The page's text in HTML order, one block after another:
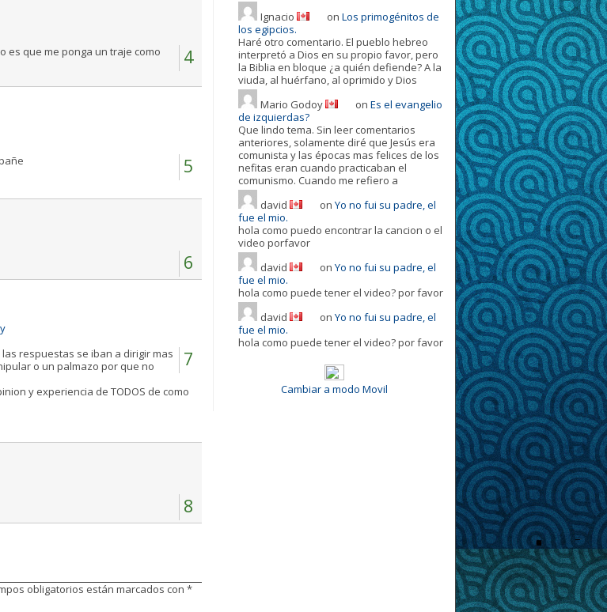
4
es que me ponga un traje como
5
6
7
respuestas se iban a dirigir mas
o un palmazo por que no
y experiencia de TODOS de como
8
obligatorios están marcados con *
Ignacio
on Los primogénitos de
los egipcios.
Haré otro comentario. El pueblo hebreo
interpretó a Dios en su propio favor, pero
la Biblia en bloque ¿a quién defiende? A la
viuda, al huérfano, al oprimido y Dios
Mario Godoy
on Es el evangelio
de izquierdas?
Que lindo tema. Sin leer comentarios
anteriores, solamente diré que Jesús era
comunista y las épocas mas felices de los
nefitas eran cuando practicaban el
comunismo. Cuando me refiero a
david
on Yo no fui su padre, el
fue el mio.
hola como puedo encontrar la cancion o el
video porfavor
david
on Yo no fui su padre, el
fue el mio.
hola como puede tener el video? por favor
david
on Yo no fui su padre, el
fue el mio.
hola como puede tener el video? por favor
Cambiar a modo Movil